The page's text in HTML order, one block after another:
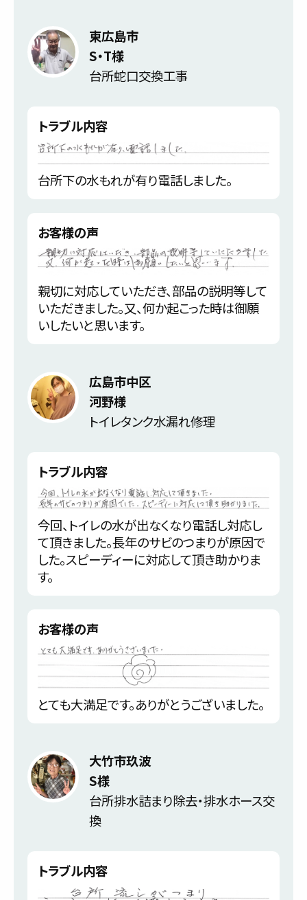
東広島市
S・T様
台所蛇口交換工事
トラブル内容
台所下の水もれが有り電話しました。
お客様の声
親切に対応していただき、部品の説明等して
いただきました。又、何か起こった時は御願
いしたいと思います。
広島市中区
河野様
トイレタンク水漏れ修理
トラブル内容
今回、トイレの水が出なくなり電話し対応し
て頂きました。長年のサビのつまりが原因で
した。スピーディーに対応して頂き助かりま
す。
お客様の声
とても大満足です。ありがとうございました。
大竹市玖波
S様
台所排水詰まり除去・排水ホース交
換
トラブル内容